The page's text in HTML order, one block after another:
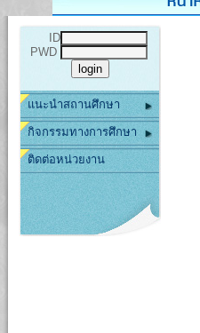
ID
PWD
แนะนำสถานศึกษา
กิจกรรมทางการศึกษา
ติดต่อหน่วยงาน